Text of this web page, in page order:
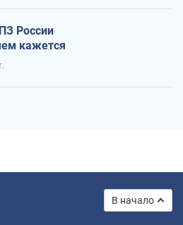
России
кажется
В начало